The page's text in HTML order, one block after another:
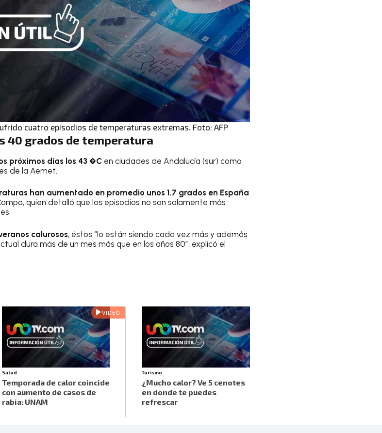
cuatro episodios de temperaturas extremas. Foto: AFP
40 grados de temperatura
próximos días los 43 �C en ciudades de Andalucía (sur) como
de la Aemet.
han aumentado en promedio unos 1.7 grados en España
quien detalló que los episodios no son solamente más
calurosos, éstos “lo están siendo cada vez más y además
dura más de un mes más que en los años 80”, explicó el
VIDEO
Salud
Temporada de calor coincide
con aumento de casos de
rabia: UNAM
Turismo
¿Mucho calor? Ve 5 cenotes
en donde te puedes
refrescar